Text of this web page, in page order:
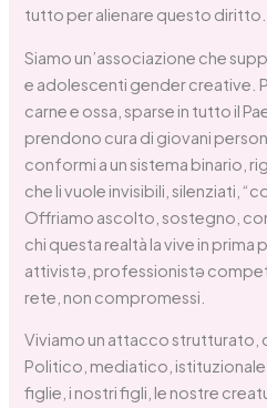
tutto per alienare questo diritto.
Siamo un’associazione che
e adolescenti gender creative.
carne e ossa, sparse in tutto il
prendono cura di giovani
conformi a un sistema binario,
che li vuole invisibili, silenziati,
Offriamo ascolto, sostegno,
chi questa realtà la vive in prima
attivistə, professionistə
rete, non compromessi.
Viviamo un attacco strutturato,
Politico, mediatico,
figlie, i nostri figli, le nostre